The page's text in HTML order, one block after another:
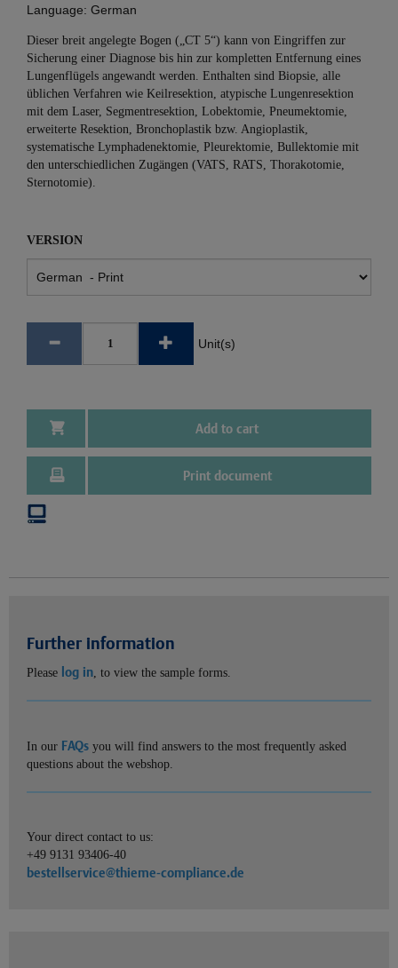
Language: German
Dieser breit angelegte Bogen („CT 5“) kann von Eingriffen zur
Sicherung einer Diagnose bis hin zur kompletten Entfernung eines
Lungenflügels angewandt werden. Enthalten sind Biopsie, alle
üblichen Verfahren wie Keilresektion, atypische Lungenresektion
mit dem Laser, Segmentresektion, Lobektomie, Pneumektomie,
erweiterte Resektion, Bronchoplastik bzw. Angioplastik,
systematische Lymphadenektomie, Pleurektomie, Bullektomie mit
den unterschiedlichen Zugängen (VATS, RATS, Thorakotomie,
Sternotomie).
VERSION
Unit(s)
Add to cart
Print document
Further information
Please log in, to view the sample forms.
In our FAQs you will find answers to the most frequently asked
questions about the webshop.
Your direct contact to us:
+49 9131 93406-40
bestellservice@thieme-compliance.de